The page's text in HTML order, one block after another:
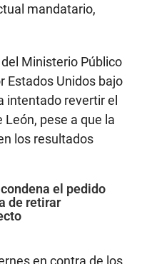
mandatario,
Ministerio Público
Estados Unidos bajo
intentado revertir el
pese a que la
los resultados
condena el pedido
de retirar
en contra de los